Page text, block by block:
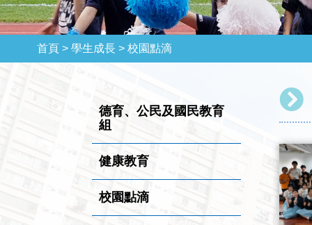
首頁 > 學生成長 > 校園點滴
德育、公民及國民教育
組
健康教育
校園點滴